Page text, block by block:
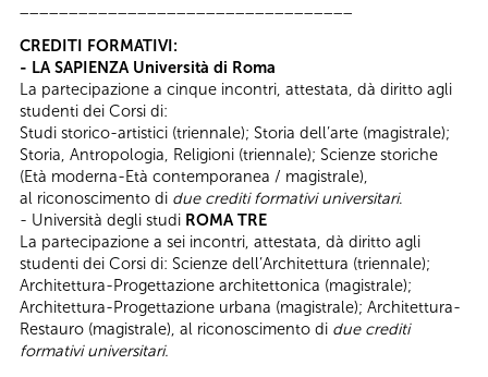
CREDITI FORMATIVI:
- LA SAPIENZA Università di Roma
La partecipazione a cinque incontri, attestata, dà diritto agli
studenti dei Corsi di:
Studi storico-artistici (triennale); Storia dell’arte (magistrale);
Storia, Antropologia, Religioni (triennale); Scienze storiche
(Età moderna-Età contemporanea / magistrale),
al riconoscimento di due crediti formativi universitari.
- Università degli studi ROMA TRE
La partecipazione a sei incontri, attestata, dà diritto agli
studenti dei Corsi di: Scienze dell’Architettura (triennale);
Architettura-Progettazione architettonica (magistrale);
Architettura-Progettazione urbana (magistrale); Architettura-
Restauro (magistrale), al riconoscimento di due crediti
formativi universitari.